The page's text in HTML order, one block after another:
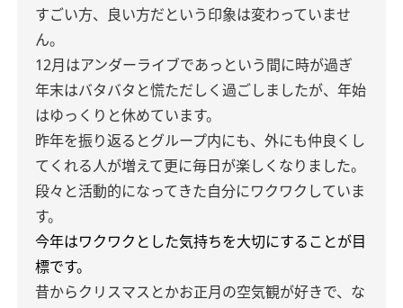
すごい方、良い方だという印象は変わっていませ
ん。
12月はアンダーライブであっという間に時が過ぎ
年末はバタバタと慌ただしく過ごしましたが、年始
はゆっくりと休めています。
昨年を振り返るとグループ内にも、外にも仲良くし
てくれる人が増えて更に毎日が楽しくなりました。
段々と活動的になってきた自分にワクワクしていま
す。
今年はワクワクとした気持ちを大切にすることが目
標です。
昔からクリスマスとかお正月の空気観が好きで、な